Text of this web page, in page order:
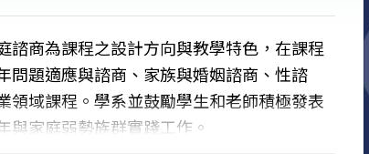
諮商為課程之設計方向與教學特色，在課程
問題適應與諮商、家族與婚姻諮商、性諮
領域課程。學系並鼓勵學生和老師積極發表
家庭弱勢族群實踐工作。